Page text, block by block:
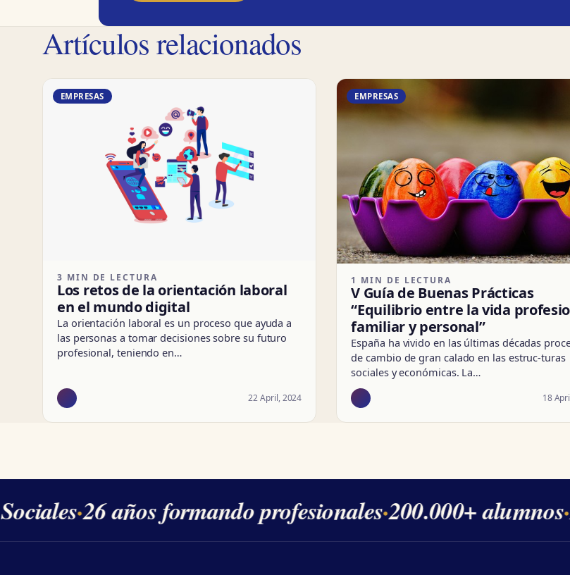
Artículos relacionados
EMPRESAS
3 MIN DE LECTURA
Los retos de la orientación laboral
en el mundo digital
La orientación laboral es un proceso que ayuda a
las personas a tomar decisiones sobre su futuro
profesional, teniendo en…
22 April, 2024
EMPRESAS
1 MIN DE LECTURA
V Guía de Buenas Prácticas
“Equilibrio entre la vida
familiar y personal”
España ha vivido en las últimas décadas
de cambio de gran calado en las estruc-turas
sociales y económicas. La…
18
·26 años formando profesionales·200.000+ alumnos·